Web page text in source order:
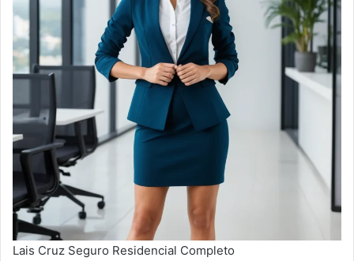
Lais Cruz Seguro Residencial Completo